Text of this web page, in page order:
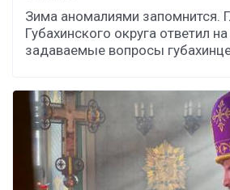
Зима аномалиями запомнится.
Губахинского округа ответил
задаваемые вопросы